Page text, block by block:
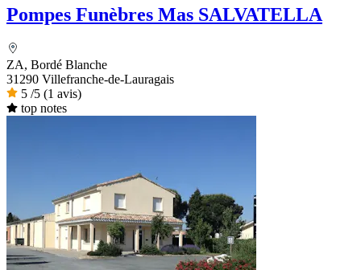
Pompes Funèbres Mas SALVATELLA
ZA, Bordé Blanche
31290 Villefranche-de-Lauragais
5 /5 (1 avis)
top notes